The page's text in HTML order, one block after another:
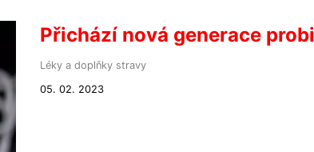
Přichází nová generace
Léky a doplňky stravy
05. 02. 2023